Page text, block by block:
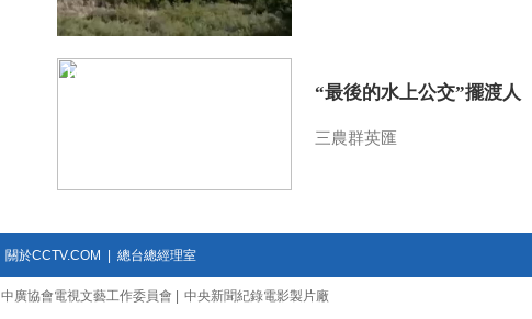
“最後的水上公交”擺渡人
三農群英匯
10
關於CCTV.COM 總台總經理室
中廣協會電視文藝工作委員會 中央新聞紀錄電影製片廠